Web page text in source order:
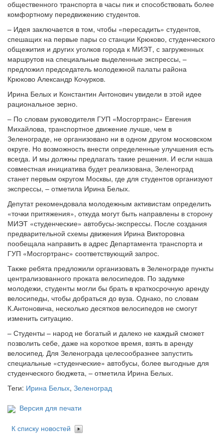
общественного транспорта в часы пик и способствовать более
комфортному передвижению студентов.
– Идея заключается в том, чтобы «пересадить» студентов,
спешащих на первые пары со станции Крюково, студенческого
общежития и других уголков города к МИЭТ, с загруженных
маршрутов на специальные выделенные экспрессы, –
предложил председатель молодежной палаты района
Крюково Александр Кочурков.
Ирина Белых и Константин Антонович увидели в этой идее
рациональное зерно.
– По словам руководителя ГУП «Мосгортранс» Евгения
Михайлова, транспортное движение лучше, чем в
Зеленограде, не организовано ни в одном другом московском
округе. Но возможность внести определенные улучшения есть
всегда. И мы должны предлагать такие решения. И если наша
совместная инициатива будет реализована, Зеленоград
станет первым округом Москвы, где для студентов организуют
экспрессы, – отметила Ирина Белых.
Депутат рекомендовала молодежным активистам определить
«точки притяжения», откуда могут быть направлены в сторону
МИЭТ «студенческие» автобусы-экспрессы. После создания
предварительной схемы движения Ирина Викторовна
пообещала направить в адрес Департамента транспорта и
ГУП «Мосгортранс» соответствующий запрос.
Также ребята предложили организовать в Зеленограде пункты
централизованного проката велосипедов. По задумке
молодежи, студенты могли бы брать в краткосрочную аренду
велосипеды, чтобы добраться до вуза. Однако, по словам
К.Антоновича, несколько десятков велосипедов не смогут
изменить ситуацию.
– Студенты – народ не богатый и далеко не каждый сможет
позволить себе, даже на короткое время, взять в аренду
велосипед. Для Зеленограда целесообразнее запустить
специальные «студенческие» автобусы, более выгодные для
студенческого бюджета, – отметила Ирина Белых.
Теги: Ирина Белых, Зеленоград
Версия для печати
К списку новостей